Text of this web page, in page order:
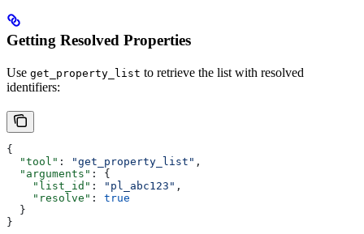
Getting Resolved Properties
Use get_property_list to retrieve the list with resolved
identifiers:
{
  "tool"
: "get_property_list" ,
  "arguments"
: {
    "list_id"
: "pl_abc123" ,
    "resolve"
: true
  }
}